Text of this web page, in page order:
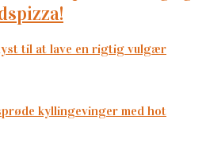
til at lave en rigtig vulgær